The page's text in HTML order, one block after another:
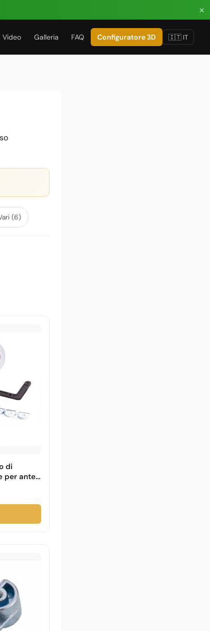
×
Video Galleria FAQ Configuratore 3D 🇮🇹 IT
(6)
di
per ante